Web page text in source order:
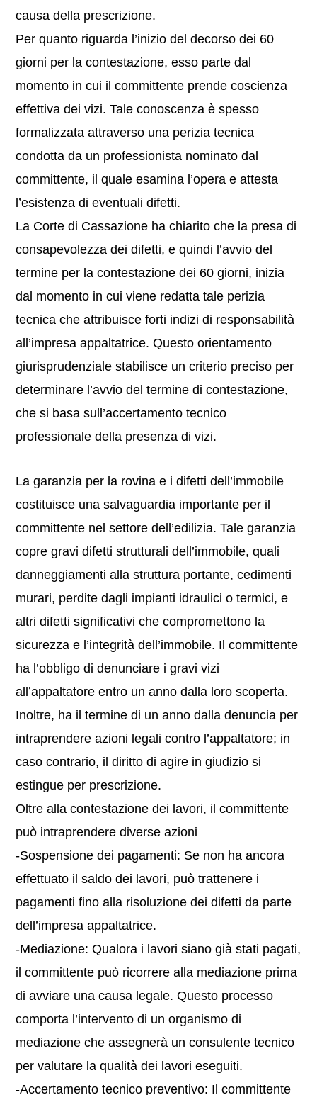
causa della prescrizione.
Per quanto riguarda l’inizio del decorso dei 60
giorni per la contestazione, esso parte dal
momento in cui il committente prende coscienza
effettiva dei vizi. Tale conoscenza è spesso
formalizzata attraverso una perizia tecnica
condotta da un professionista nominato dal
committente, il quale esamina l’opera e attesta
l’esistenza di eventuali difetti.
La Corte di Cassazione ha chiarito che la presa di
consapevolezza dei difetti, e quindi l’avvio del
termine per la contestazione dei 60 giorni, inizia
dal momento in cui viene redatta tale perizia
tecnica che attribuisce forti indizi di responsabilità
all’impresa appaltatrice. Questo orientamento
giurisprudenziale stabilisce un criterio preciso per
determinare l’avvio del termine di contestazione,
che si basa sull’accertamento tecnico
professionale della presenza di vizi.
La garanzia per la rovina e i difetti dell’immobile
costituisce una salvaguardia importante per il
committente nel settore dell’edilizia. Tale garanzia
copre gravi difetti strutturali dell’immobile, quali
danneggiamenti alla struttura portante, cedimenti
murari, perdite dagli impianti idraulici o termici, e
altri difetti significativi che compromettono la
sicurezza e l’integrità dell’immobile. Il committente
ha l’obbligo di denunciare i gravi vizi
all’appaltatore entro un anno dalla loro scoperta.
Inoltre, ha il termine di un anno dalla denuncia per
intraprendere azioni legali contro l’appaltatore; in
caso contrario, il diritto di agire in giudizio si
estingue per prescrizione.
Oltre alla contestazione dei lavori, il committente
può intraprendere diverse azioni
-Sospensione dei pagamenti: Se non ha ancora
effettuato il saldo dei lavori, può trattenere i
pagamenti fino alla risoluzione dei difetti da parte
dell’impresa appaltatrice.
-Mediazione: Qualora i lavori siano già stati pagati,
il committente può ricorrere alla mediazione prima
di avviare una causa legale. Questo processo
comporta l’intervento di un organismo di
mediazione che assegnerà un consulente tecnico
per valutare la qualità dei lavori eseguiti.
-Accertamento tecnico preventivo: Il committente